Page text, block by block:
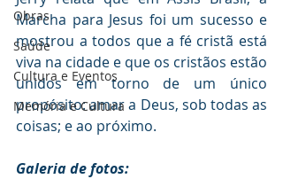
Obras
Saúde
Cultura e Eventos
Memória e Cultura
Marcha para Jesus foi um sucesso e
mostrou a todos que a fé cristã está
viva na cidade e que os cristãos estão
unidos em torno de um único
propósito: amar a Deus, sob todas as
coisas; e ao próximo.
Galeria de fotos: